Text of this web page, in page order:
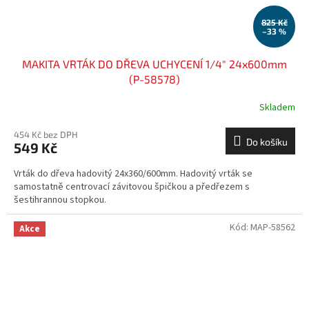
825 Kč
–33 %
MAKITA VRTÁK DO DŘEVA UCHYCENÍ 1/4" 24x600mm
(P-58578)
Skladem
454 Kč bez DPH
549 Kč Do košíku
Vrták do dřeva hadovitý 24x360/600mm. Hadovitý vrták se
samostatně centrovací závitovou špičkou a předřezem s
šestihrannou stopkou.
Akce Kód: MAP-58562